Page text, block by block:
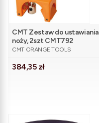
CMT Zestaw do ustawiania
noży, 2szt CMT792
PRODUCENT
CMT ORANGE TOOLS
Cena
384,35 zł